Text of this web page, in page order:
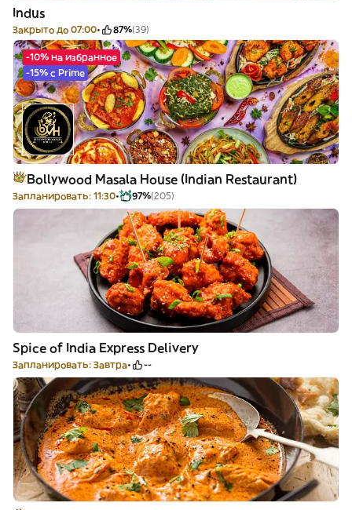
Indus
Закрыто до 07:00 87%(39)
-10% на избранное
-15% с Prime
Bollywood Masala House (Indian Restaurant)
Запланировать: 11:30 97%(205)
Spice of India Express Delivery
Запланировать: Завтра --